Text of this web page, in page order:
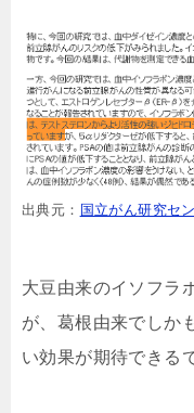
出典元： 国立がん研究セ
大豆由来のイソフラ
が、葛根由来でしか
い効果が期待できる